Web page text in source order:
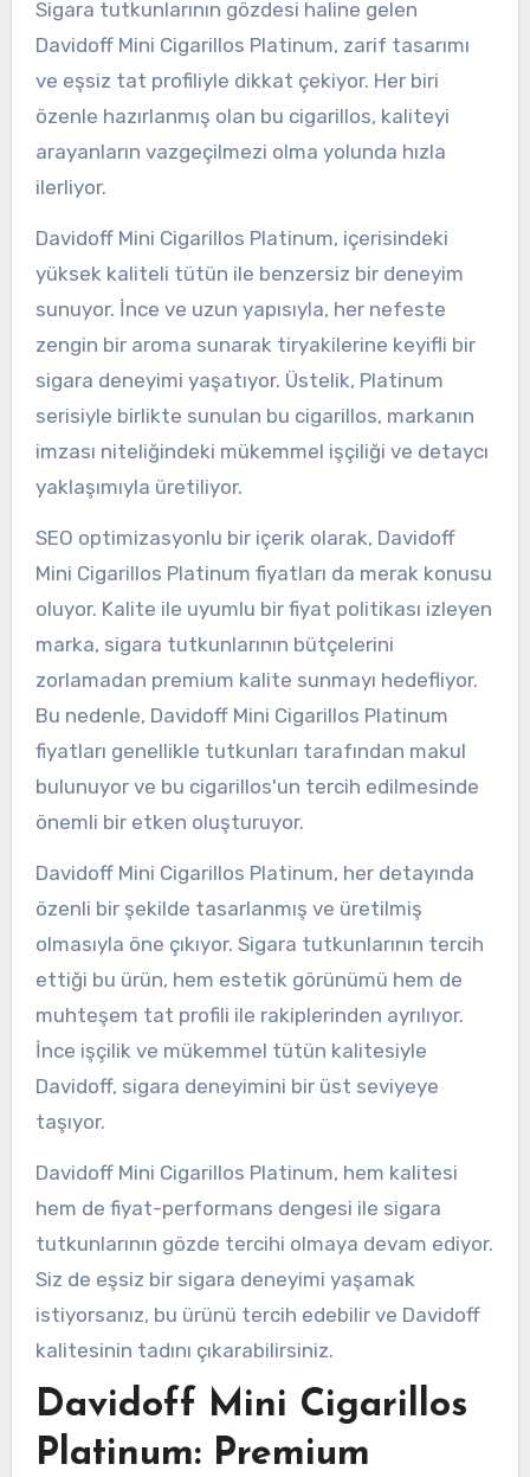
Sigara tutkunlarının gözdesi haline gelen
Davidoff Mini Cigarillos Platinum, zarif tasarımı
ve eşsiz tat profiliyle dikkat çekiyor. Her biri
özenle hazırlanmış olan bu cigarillos, kaliteyi
arayanların vazgeçilmezi olma yolunda hızla
ilerliyor.
Davidoff Mini Cigarillos Platinum, içerisindeki
yüksek kaliteli tütün ile benzersiz bir deneyim
sunuyor. İnce ve uzun yapısıyla, her nefeste
zengin bir aroma sunarak tiryakilerine keyifli bir
sigara deneyimi yaşatıyor. Üstelik, Platinum
serisiyle birlikte sunulan bu cigarillos, markanın
imzası niteliğindeki mükemmel işçiliği ve detaycı
yaklaşımıyla üretiliyor.
SEO optimizasyonlu bir içerik olarak, Davidoff
Mini Cigarillos Platinum fiyatları da merak konusu
oluyor. Kalite ile uyumlu bir fiyat politikası izleyen
marka, sigara tutkunlarının bütçelerini
zorlamadan premium kalite sunmayı hedefliyor.
Bu nedenle, Davidoff Mini Cigarillos Platinum
fiyatları genellikle tutkunları tarafından makul
bulunuyor ve bu cigarillos'un tercih edilmesinde
önemli bir etken oluşturuyor.
Davidoff Mini Cigarillos Platinum, her detayında
özenli bir şekilde tasarlanmış ve üretilmiş
olmasıyla öne çıkıyor. Sigara tutkunlarının tercih
ettiği bu ürün, hem estetik görünümü hem de
muhteşem tat profili ile rakiplerinden ayrılıyor.
İnce işçilik ve mükemmel tütün kalitesiyle
Davidoff, sigara deneyimini bir üst seviyeye
taşıyor.
Davidoff Mini Cigarillos Platinum, hem kalitesi
hem de fiyat-performans dengesi ile sigara
tutkunlarının gözde tercihi olmaya devam ediyor.
Siz de eşsiz bir sigara deneyimi yaşamak
istiyorsanız, bu ürünü tercih edebilir ve Davidoff
kalitesinin tadını çıkarabilirsiniz.
Davidoff Mini Cigarillos
Platinum: Premium